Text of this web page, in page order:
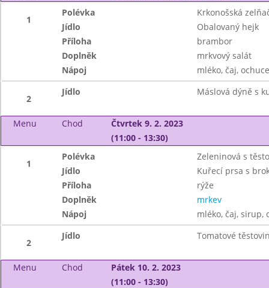
1
Polévka
Krkonošská
Jídlo
Obalovaný hejk
Příloha
brambor
Doplněk
mrkvový salát
Nápoj
mléko, čaj,
2
Jídlo Máslová dýně s
Menu Chod
Čtvrtek 9. 2. 2023
(11:00 - 13:30)
1
Polévka
Zeleninová s
Jídlo
Kuřecí prsa s
Příloha
rýže
Doplněk
mrkev
Nápoj
mléko, čaj, sirup,
2
Jídlo Tomatové
Menu Chod
Pátek 10. 2. 2023
(11:00 - 13:30)